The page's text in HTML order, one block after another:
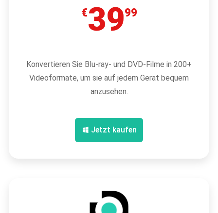
€3999
Konvertieren Sie Blu-ray- und DVD-Filme in 200+
Videoformate, um sie auf jedem Gerät bequem
anzusehen.
Jetzt kaufen